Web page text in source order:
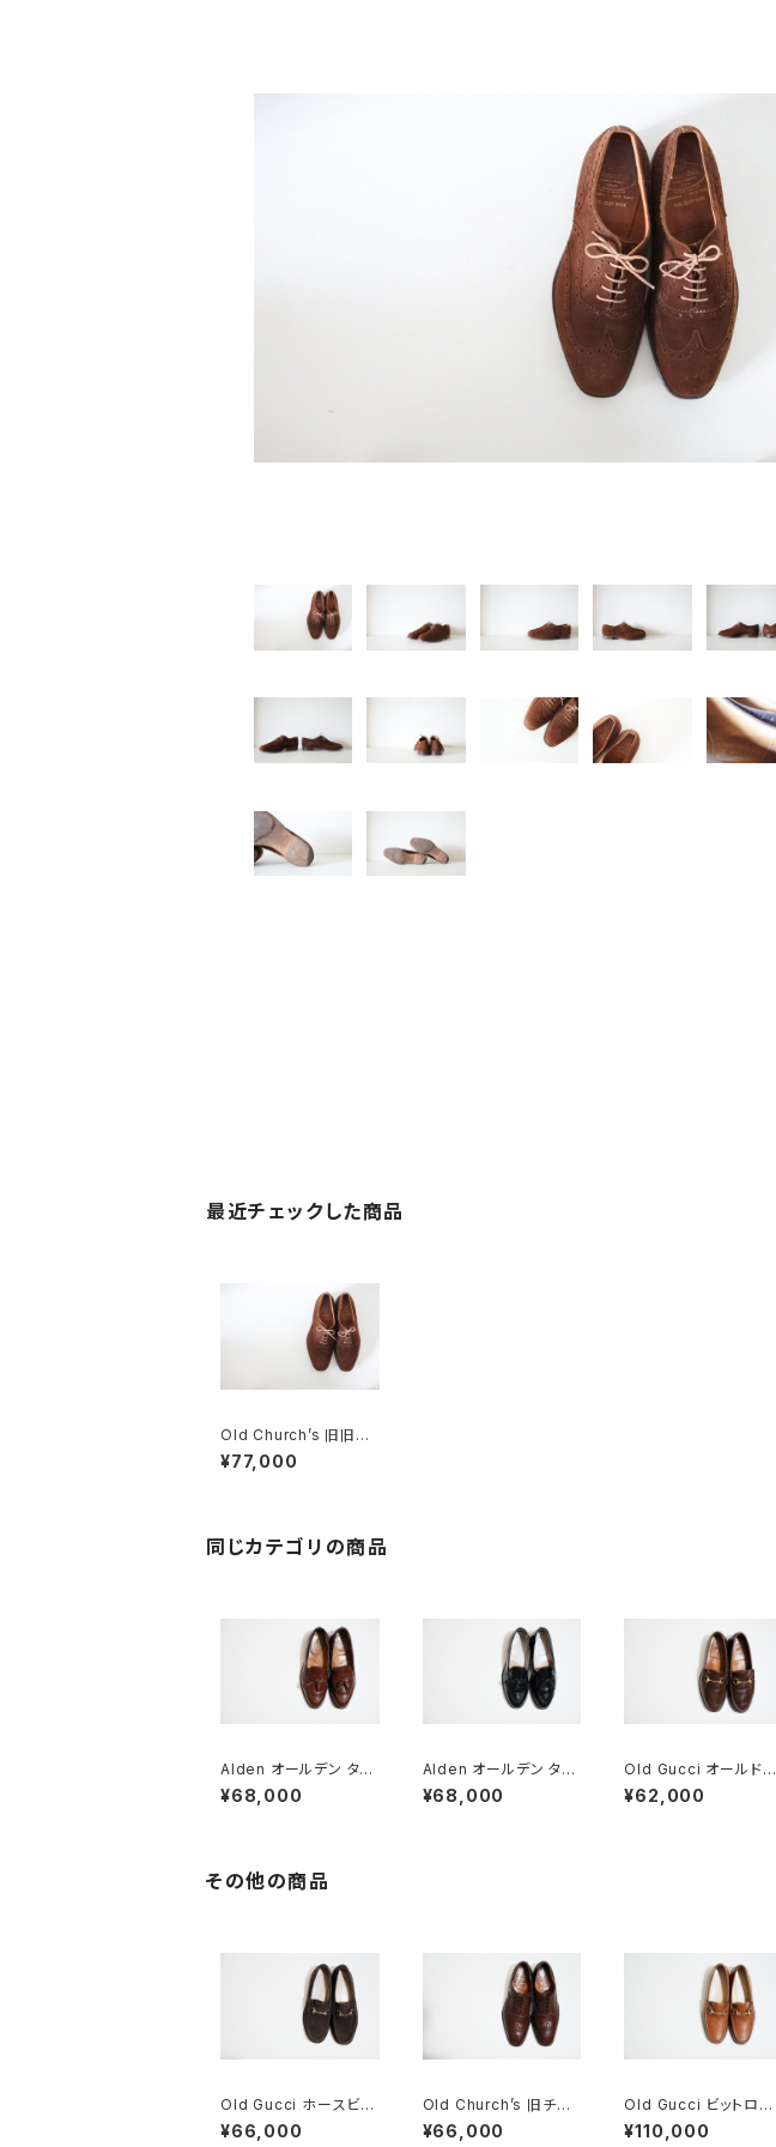
最近チェックした商品
Old Church’s 旧旧チ
ャーチ 二都市 Buck 8
0F
¥77,000
同じカテゴリの商品
Alden オールデン タッ
セルローファー #560
8 D
¥68,000
Alden オールデン タッ
セルローファー #660
8D
¥68,000
Old Gucci オールドグ
ッチ ホースビットローフ
ァー 8.5D DB ラバー
¥62,000
その他の商品
Old Gucci ホースビッ
トローファー 35C スエ
ードDB
¥66,000
Old Church’s 旧チャ
ーチ 三都市 Chetwyn
d 85D
¥66,000
Old Gucci ビットロー
ファー 41 E Brown De
adstock
¥110,000